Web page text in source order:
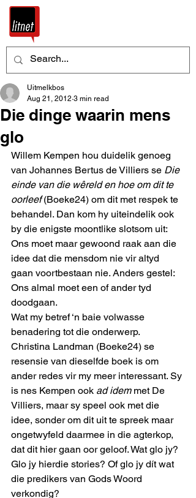
Die dinge waarin mens
glo
Uitmelkbos
Aug 21, 2012 3 min read
Willem Kempen hou duidelik genoeg
van Johannes Bertus de Villiers se Die
einde van die wêreld en hoe om dit te
oorleef (Boeke24) om dit met respek te
behandel. Dan kom hy uiteindelik ook
by die enigste moontlike slotsom uit:
Ons moet maar gewoond raak aan die
idee dat die mensdom nie vir altyd
gaan voortbestaan nie. Anders gestel:
Ons almal moet een of ander tyd
doodgaan.
Wat my betref ‘n baie volwasse
benadering tot die onderwerp.
Christina Landman (Boeke24) se
resensie van dieselfde boek is om
ander redes vir my meer interessant. Sy
is nes Kempen ook ad idem met De
Villiers, maar sy speel ook met die
idee, sonder om dit uit te spreek maar
ongetwyfeld daarmee in die agterkop,
dat dit hier gaan oor geloof. Wat glo jy?
Glo jy hierdie stories? Of glo jy dít wat
die predikers van Gods Woord
verkondig?